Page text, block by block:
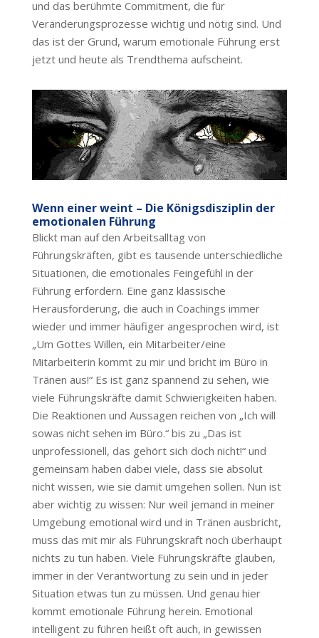
und das berühmte Commitment, die für
Veränderungsprozesse wichtig und nötig sind. Und
das ist der Grund, warum emotionale Führung erst
jetzt und heute als Trendthema aufscheint.
Wenn einer weint – Die Königsdisziplin der
emotionalen Führung
Blickt man auf den Arbeitsalltag von
Führungskräften, gibt es tausende unterschiedliche
Situationen, die emotionales Feingefühl in der
Führung erfordern. Eine ganz klassische
Herausforderung, die auch in Coachings immer
wieder und immer häufiger angesprochen wird, ist
„Um Gottes Willen, ein Mitarbeiter/eine
Mitarbeiterin kommt zu mir und bricht im Büro in
Tränen aus!“ Es ist ganz spannend zu sehen, wie
viele Führungskräfte damit Schwierigkeiten haben.
Die Reaktionen und Aussagen reichen von „Ich will
sowas nicht sehen im Büro.“ bis zu „Das ist
unprofessionell, das gehört sich doch nicht!“ und
gemeinsam haben dabei viele, dass sie absolut
nicht wissen, wie sie damit umgehen sollen. Nun ist
aber wichtig zu wissen: Nur weil jemand in meiner
Umgebung emotional wird und in Tränen ausbricht,
muss das mit mir als Führungskraft noch überhaupt
nichts zu tun haben. Viele Führungskräfte glauben,
immer in der Verantwortung zu sein und in jeder
Situation etwas tun zu müssen. Und genau hier
kommt emotionale Führung herein. Emotional
intelligent zu führen heißt oft auch, in gewissen